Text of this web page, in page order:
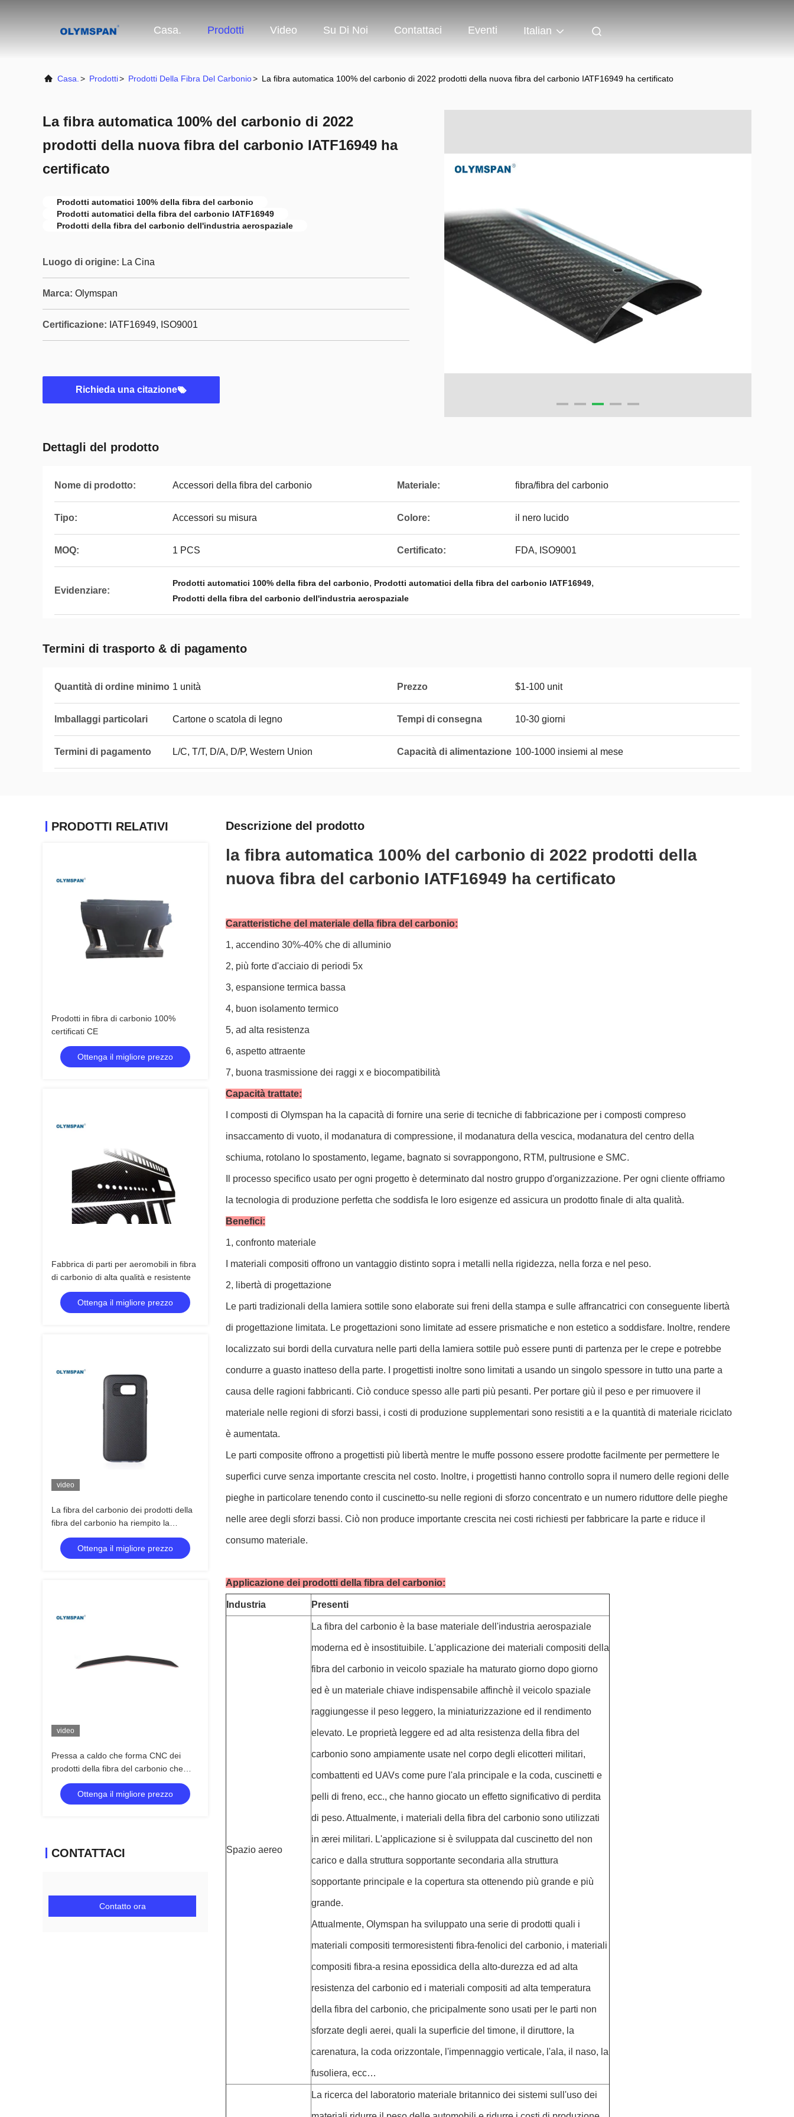
Casa. Prodotti Video Su Di Noi Contattaci Eventi Italian
Casa. > Prodotti> Prodotti Della Fibra Del Carbonio> La fibra automatica 100% del carbonio di 2022 prodotti della nuova fibra del carbonio IATF16949 ha certificato
La fibra automatica 100% del carbonio di 2022
prodotti della nuova fibra del carbonio IATF16949 ha
certificato
Prodotti automatici 100% della fibra del carbonio
Prodotti automatici della fibra del carbonio IATF16949
Prodotti della fibra del carbonio dell'industria aerospaziale
Luogo di origine: La Cina
Marca: Olymspan
Certificazione: IATF16949, ISO9001
Richieda una citazione
Dettagli del prodotto
Nome di prodotto: Accessori della fibra del carbonio Materiale: fibra/fibra del carbonio
Tipo: Accessori su misura Colore: il nero lucido
MOQ: 1 PCS Certificato: FDA, ISO9001
Evidenziare:
Prodotti automatici 100% della fibra del carbonio, Prodotti automatici della fibra del carbonio IATF16949,
Prodotti della fibra del carbonio dell'industria aerospaziale
Termini di trasporto & di pagamento
Quantità di ordine minimo 1 unità Prezzo $1-100 unit
Imballaggi particolari Cartone o scatola di legno Tempi di consegna 10-30 giorni
Termini di pagamento L/C, T/T, D/A, D/P, Western Union Capacità di alimentazione 100-1000 insiemi al mese
PRODOTTI RELATIVI
Prodotti in fibra di carbonio 100%
certificati CE
Ottenga il migliore prezzo
Fabbrica di parti per aeromobili in fibra
di carbonio di alta qualità e resistente
Ottenga il migliore prezzo
video
La fibra del carbonio dei prodotti della
fibra del carbonio ha riempito la
temperatura elevata dei prodotti
Ottenga il migliore prezzo
video
Pressa a caldo che forma CNC dei
prodotti della fibra del carbonio che
taglia progettazione dell'OEM
Ottenga il migliore prezzo
CONTATTACI
Contatto ora
Descrizione del prodotto
la fibra automatica 100% del carbonio di 2022 prodotti della
nuova fibra del carbonio IATF16949 ha certificato
Caratteristiche del materiale della fibra del carbonio:
1, accendino 30%-40% che di alluminio
2, più forte d'acciaio di periodi 5x
3, espansione termica bassa
4, buon isolamento termico
5, ad alta resistenza
6, aspetto attraente
7, buona trasmissione dei raggi x e biocompatibilità
Capacità trattate:
I composti di Olymspan ha la capacità di fornire una serie di tecniche di fabbricazione per i composti compreso
insaccamento di vuoto, il modanatura di compressione, il modanatura della vescica, modanatura del centro della
schiuma, rotolano lo spostamento, legame, bagnato si sovrappongono, RTM, pultrusione e SMC.
Il processo specifico usato per ogni progetto è determinato dal nostro gruppo d'organizzazione. Per ogni cliente offriamo
la tecnologia di produzione perfetta che soddisfa le loro esigenze ed assicura un prodotto finale di alta qualità.
Benefici:
1, confronto materiale
I materiali compositi offrono un vantaggio distinto sopra i metalli nella rigidezza, nella forza e nel peso.
2, libertà di progettazione
Le parti tradizionali della lamiera sottile sono elaborate sui freni della stampa e sulle affrancatrici con conseguente libertà
di progettazione limitata. Le progettazioni sono limitate ad essere prismatiche e non estetico a soddisfare. Inoltre, rendere
localizzato sui bordi della curvatura nelle parti della lamiera sottile può essere punti di partenza per le crepe e potrebbe
condurre a guasto inatteso della parte. I progettisti inoltre sono limitati a usando un singolo spessore in tutto una parte a
causa delle ragioni fabbricanti. Ciò conduce spesso alle parti più pesanti. Per portare giù il peso e per rimuovere il
materiale nelle regioni di sforzi bassi, i costi di produzione supplementari sono resistiti a e la quantità di materiale riciclato
è aumentata.
Le parti composite offrono a progettisti più libertà mentre le muffe possono essere prodotte facilmente per permettere le
superfici curve senza importante crescita nel costo. Inoltre, i progettisti hanno controllo sopra il numero delle regioni delle
pieghe in particolare tenendo conto il cuscinetto-su nelle regioni di sforzo concentrato e un numero riduttore delle pieghe
nelle aree degli sforzi bassi. Ciò non produce importante crescita nei costi richiesti per fabbricare la parte e riduce il
consumo materiale.
Applicazione dei prodotti della fibra del carbonio:
Industria Presenti
Spazio aereo
La fibra del carbonio è la base materiale dell'industria aerospaziale
moderna ed è insostituibile. L'applicazione dei materiali compositi della
fibra del carbonio in veicolo spaziale ha maturato giorno dopo giorno
ed è un materiale chiave indispensabile affinchè il veicolo spaziale
raggiungesse il peso leggero, la miniaturizzazione ed il rendimento
elevato. Le proprietà leggere ed ad alta resistenza della fibra del
carbonio sono ampiamente usate nel corpo degli elicotteri militari,
combattenti ed UAVs come pure l'ala principale e la coda, cuscinetti e
pelli di freno, ecc., che hanno giocato un effetto significativo di perdita
di peso. Attualmente, i materiali della fibra del carbonio sono utilizzati
in ærei militari. L'applicazione si è sviluppata dal cuscinetto del non
carico e dalla struttura sopportante secondaria alla struttura
sopportante principale e la copertura sta ottenendo più grande e più
grande.
Attualmente, Olymspan ha sviluppato una serie di prodotti quali i
materiali compositi termoresistenti fibra-fenolici del carbonio, i materiali
compositi fibra-a resina epossidica della alto-durezza ed ad alta
resistenza del carbonio ed i materiali compositi ad alta temperatura
della fibra del carbonio, che pricipalmente sono usati per le parti non
sforzate degli aerei, quali la superficie del timone, il diruttore, la
carenatura, la coda orizzontale, l'impennaggio verticale, l'ala, il naso, la
fusoliera, ecc…
La ricerca del laboratorio materiale britannico dei sistemi sull'uso dei